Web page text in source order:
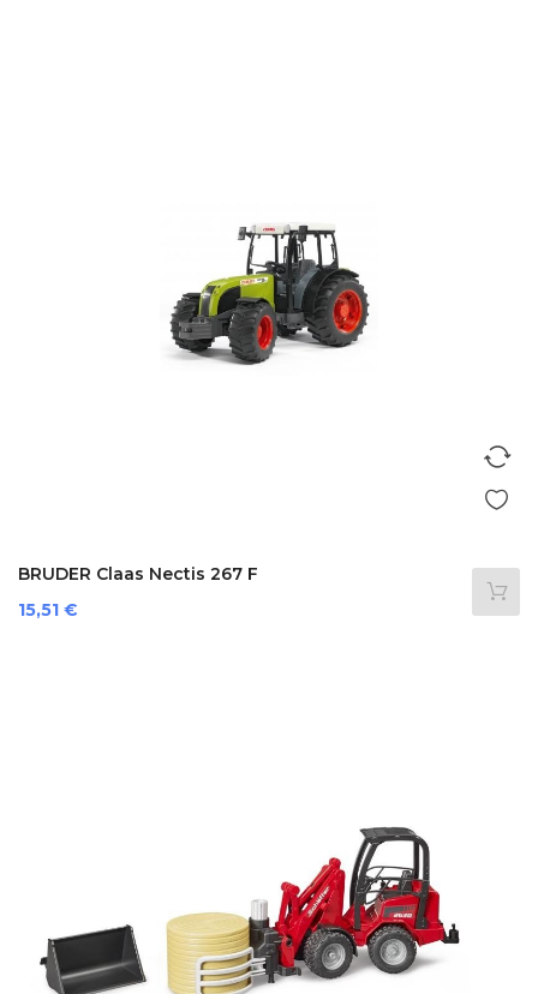
BRUDER Claas Nectis 267 F
Prezzo
15,51 €